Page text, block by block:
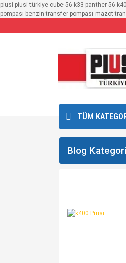
piusi piusi türkiye cube 56 k33 panther 56
pompası benzin transfer pompası mazot
TÜM
Blog